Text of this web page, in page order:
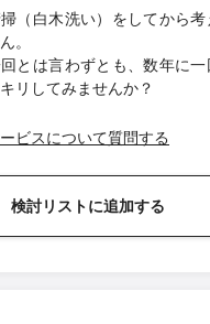
（白木洗い）をしてから
。
とは言わずとも、数年に
リしてみませんか？
ビスについて質問する
検討リストに追加する